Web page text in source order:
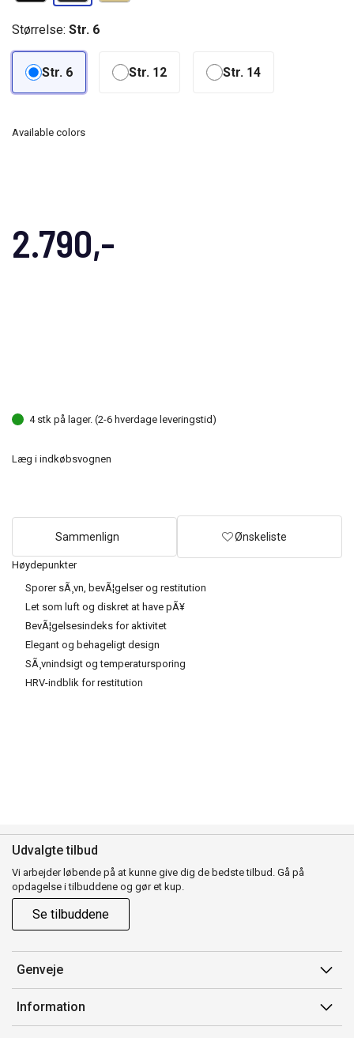
Høydepunkter
Sporer sÃ¸vn, bevÃ¦gelser og restitution
Let som luft og diskret at have pÃ¥
BevÃ¦gelsesindeks for aktivitet
Elegant og behageligt design
SÃ¸vnindsigt og temperatursporing
HRV-indblik for restitution
2.790,-
Størrelse: Str. 6
Str. 6 Str. 12 Str. 14
Available colors
4 stk på lager. (2-6 hverdage leveringstid)
Læg i indkøbsvognen
Sammenlign Ønskeliste
Udvalgte tilbud
Vi arbejder løbende på at kunne give dig de bedste tilbud. Gå på
opdagelse i tilbuddene og gør et kup.
Se tilbuddene
Genveje
Min side
Ordrehistorik
Information